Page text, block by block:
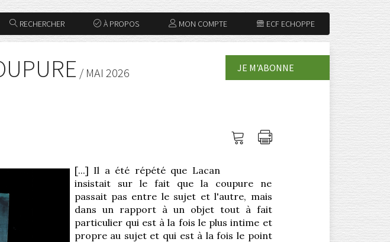
ECF ECHOPPE
MON COMPTE
À PROPOS
RECHERCHER
/ MAI 2026 JE M'ABONNE
Me
Imprimer
[...] Il a été répété que Lacan
insistait sur le fait que la coupure ne
passait pas entre le sujet et l'autre, mais
dans un rapport à un objet tout à fait
particulier qui est à la fois le plus intime et
propre au sujet et qui est à la fois le point